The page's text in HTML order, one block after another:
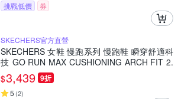
挑戰低價 券
SKECHERS官方直營
SKECHERS 女鞋 慢跑系列 慢跑鞋 瞬穿舒適科
技 GO RUN MAX CUSHIONING ARCH FIT 2.
0 寬楦款 - 128947WNTPK
$3,439 9折
5 (2)